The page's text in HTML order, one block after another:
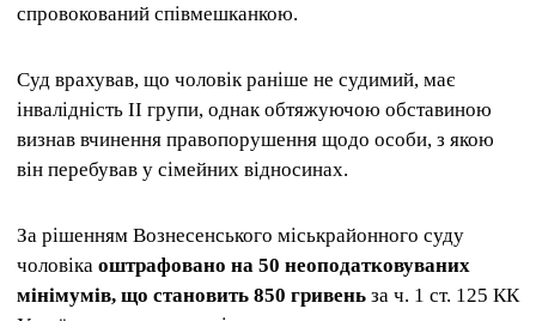
спровокований співмешканкою.
Суд врахував, що чоловік раніше не судимий, має
інвалідність ІІ групи, однак обтяжуючою обставиною
визнав вчинення правопорушення щодо особи, з якою
він перебував у сімейних відносинах.
За рішенням Вознесенського міськрайонного суду
чоловіка оштрафовано на 50 неоподатковуваних
мінімумів, що становить 850 гривень за ч. 1 ст. 125 КК